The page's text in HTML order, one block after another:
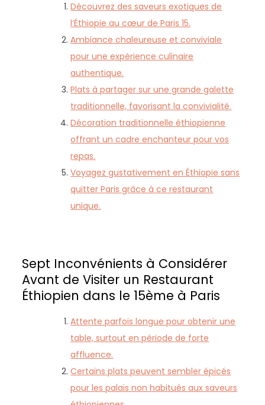
Découvrez des saveurs exotiques de
l’Éthiopie au cœur de Paris 15.
Ambiance chaleureuse et conviviale
pour une expérience culinaire
authentique.
Plats à partager sur une grande galette
traditionnelle, favorisant la convivialité.
Décoration traditionnelle éthiopienne
offrant un cadre enchanteur pour vos
repas.
Voyagez gustativement en Éthiopie sans
quitter Paris grâce à ce restaurant
unique.
Sept Inconvénients à Considérer
Avant de Visiter un Restaurant
Éthiopien dans le 15ème à Paris
Attente parfois longue pour obtenir une
table, surtout en période de forte
affluence.
Certains plats peuvent sembler épicés
pour les palais non habitués aux saveurs